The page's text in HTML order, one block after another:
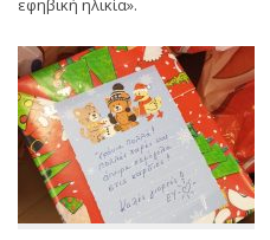
εφηβική ηλικία».